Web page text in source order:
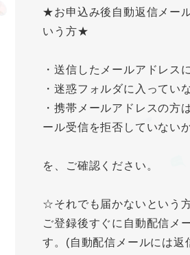
★お申込み後自動返信メー
いう方★
・送信したメールアドレス
・迷惑フォルダに入ってい
・携帯メールアドレスの方
ール受信を拒否していない
を、ご確認ください。
☆それでも届かないという
ご登録後すぐに自動配信メ
す。(自動配信メールには返